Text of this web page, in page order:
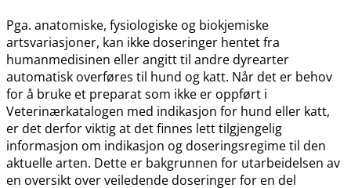
Pga. anatomiske, fysiologiske og biokjemiske
artsvariasjoner, kan ikke doseringer hentet fra
humanmedisinen eller angitt til andre dyrearter
automatisk overføres til hund og katt. Når det er behov
for å bruke et preparat som ikke er oppført i
Veterinærkatalogen med indikasjon for hund eller katt,
er det derfor viktig at det finnes lett tilgjengelig
informasjon om indikasjon og doseringsregime til den
aktuelle arten. Dette er bakgrunnen for utarbeidelsen av
en oversikt over veiledende doseringer for en del